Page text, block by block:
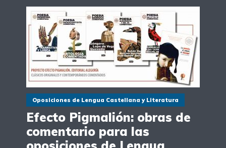
Oposiciones de Lengua Castellana y Literatura
Efecto Pigmalión: obras de
comentario para las